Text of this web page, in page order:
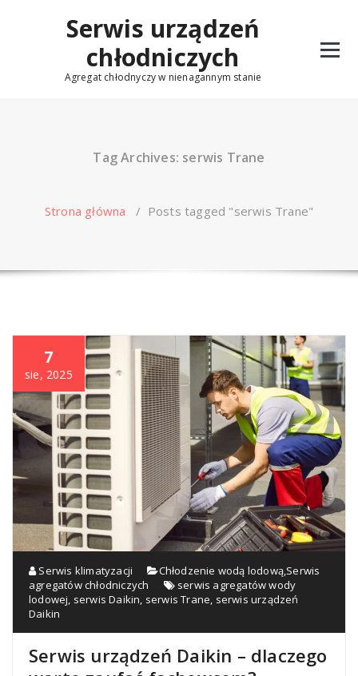
Serwis urządzeń
chłodniczych
Agregat chłodnyczy w nienagannym stanie
Tag Archives: serwis Trane
Strona główna / Posts tagged "serwis Trane"
7
sie, 2025
Serwis klimatyzacji Chłodzenie wodą lodową,Serwis
agregatów chłodniczych
serwis agregatów wody
lodowej, serwis Daikin, serwis Trane, serwis urządzeń
Daikin
Serwis urządzeń Daikin – dlaczego